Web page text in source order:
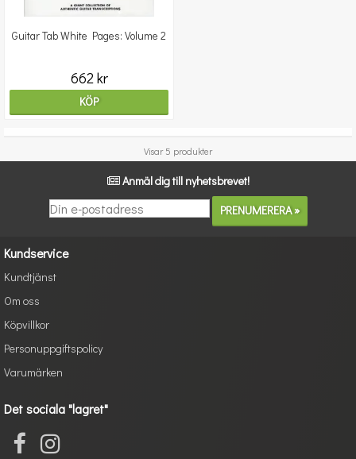
Guitar Tab White Pages: Volume 2
662 kr
KÖP
Visar 5 produkter
Anmäl dig till nyhetsbrevet!
Kundservice
Kundtjänst
Om oss
Köpvillkor
Personuppgiftspolicy
Varumärken
Det sociala "lagret"